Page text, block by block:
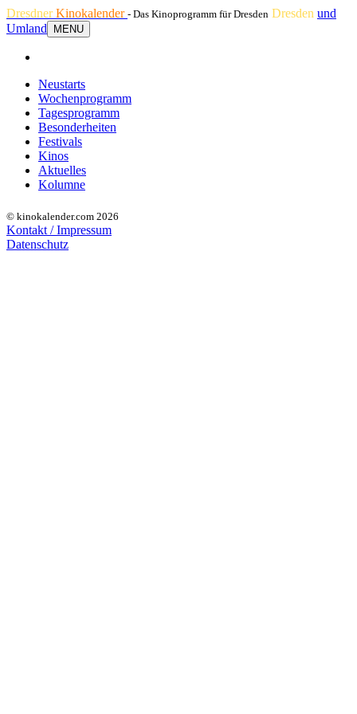
DresdnerKinokalender - Das Kinoprogramm für Dresden Dresden und
Umland
MENU
Neustarts
Wochenprogramm
Tagesprogramm
Besonderheiten
Festivals
Kinos
Aktuelles
Kolumne
© kinokalender.com 2026
Kontakt / Impressum
Datenschutz